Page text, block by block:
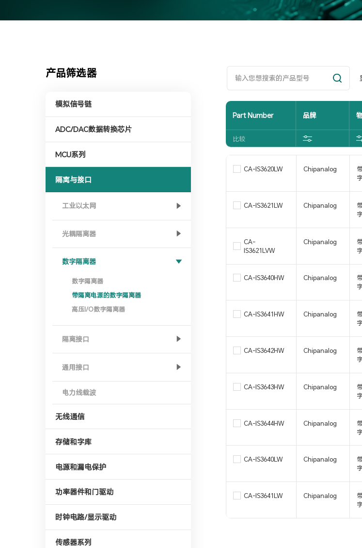
产品筛选器
模拟信号链
ADC/DAC数据转换芯片
MCU系列
隔离与接口
工业以太网
光耦隔离器
数字隔离器
数字隔离器
带隔离电源的数字隔离器
高压I/O数字隔离器
隔离接口
通用接口
电力线载波
无线通信
存储和字库
电源和漏电保护
功率器件和门驱动
时钟电路/显示驱动
传感器系列
Part Number 品牌
比较
CA-IS3620LW Chipanalog
CA-IS3621LW Chipanalog
CA-
IS3621LVW
Chipanalog
CA-IS3640HW Chipanalog
CA-IS3641HW Chipanalog
CA-IS3642HW Chipanalog
CA-IS3643HW Chipanalog
CA-IS3644HW Chipanalog
CA-IS3640LW Chipanalog
CA-IS3641LW Chipanalog